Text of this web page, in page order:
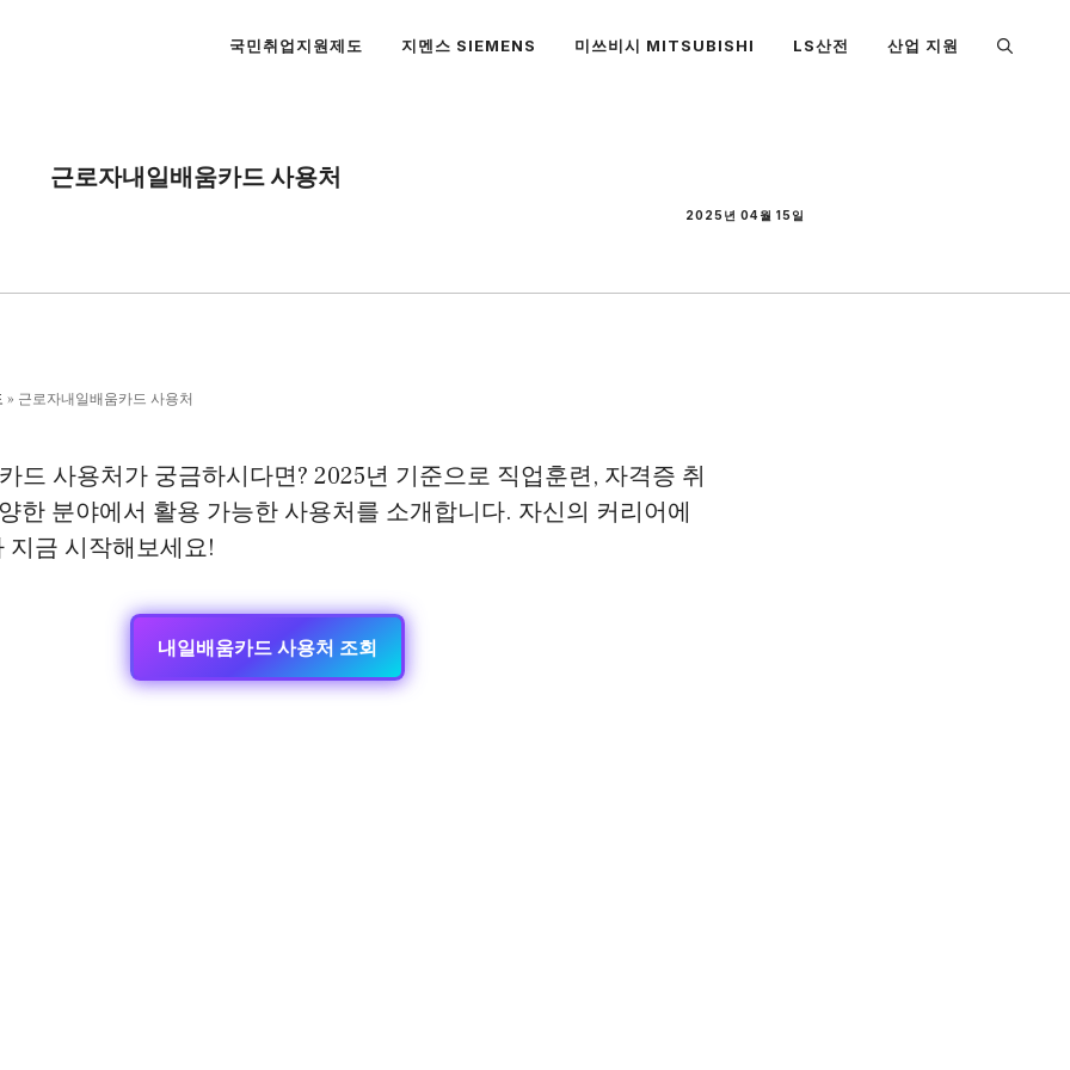
국민취업지원제도 지멘스 SIEMENS 미쓰비시 MITSUBISHI LS산전 산업 지원
근로자내일배움카드 사용처
2025년 04월 15일
» 근로자내일배움카드 사용처
드 사용처가 궁금하시다면? 2025년 기준으로 직업훈련, 자격증 취
한 분야에서 활용 가능한 사용처를 소개합니다. 자신의 커리어에
지금 시작해보세요!
내일배움카드 사용처 조회